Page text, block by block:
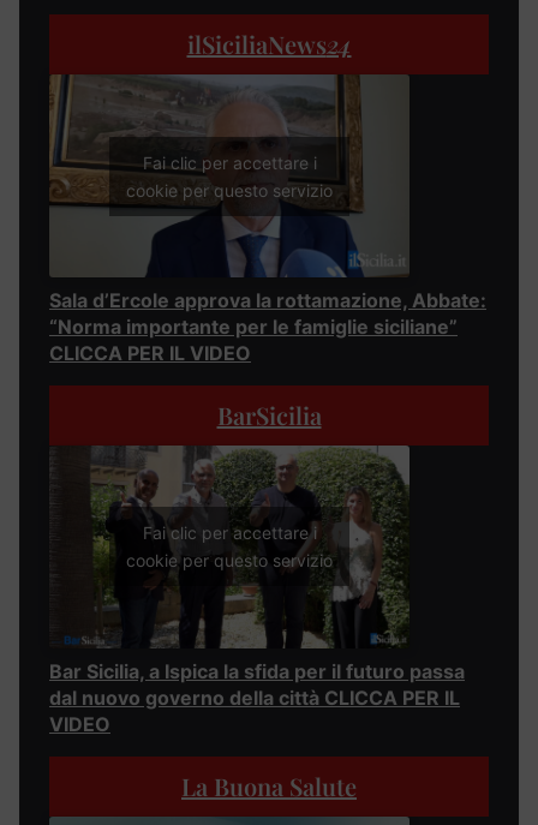
ilSiciliaNews24
Fai clic per accettare i
cookie per questo servizio
Sala d’Ercole approva la rottamazione, Abbate:
“Norma importante per le famiglie siciliane”
CLICCA PER IL VIDEO
BarSicilia
Fai clic per accettare i
cookie per questo servizio
Bar Sicilia, a Ispica la sfida per il futuro passa
dal nuovo governo della città CLICCA PER IL
VIDEO
La Buona Salute